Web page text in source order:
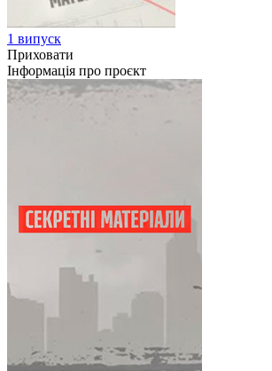
1 випуск
Приховати
Інформація про проєкт